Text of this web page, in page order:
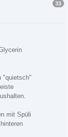
33
"quietsch"
mit Spüli